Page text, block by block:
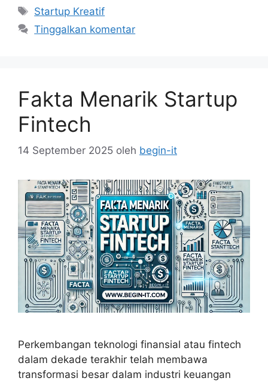
Tag
Startup Kreatif
Tinggalkan komentar
Fakta Menarik Startup
Fintech
14 September 2025 oleh begin-it
Perkembangan teknologi finansial atau fintech
dalam dekade terakhir telah membawa
transformasi besar dalam industri keuangan